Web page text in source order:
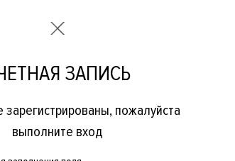
ЗАПИСЬ
пожалуйста
выполните вход